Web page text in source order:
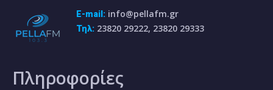
E-mail: info@pellafm.gr
Τηλ: 23820 29222, 23820 29333
Πληροφορίες